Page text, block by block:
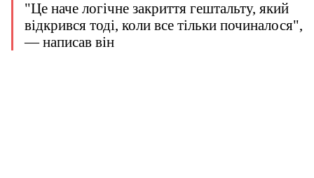
"Це наче логічне закриття гештальту, який
відкрився тоді, коли все тільки починалося",
— написав він